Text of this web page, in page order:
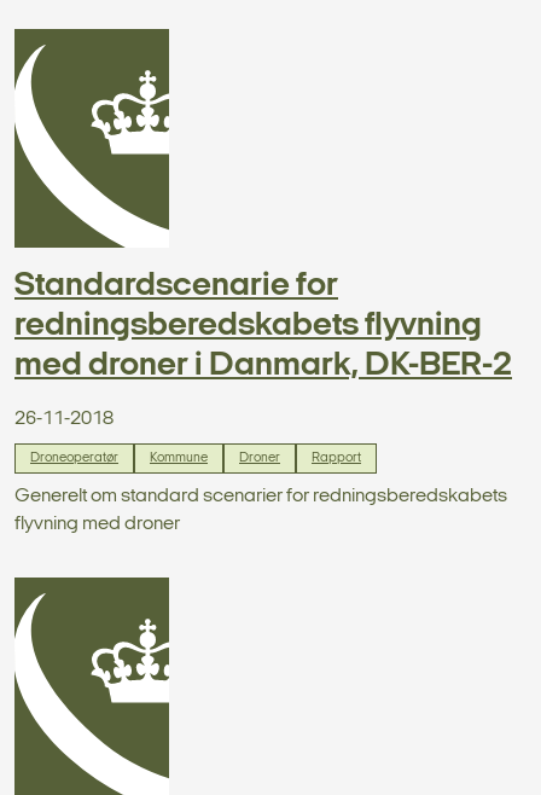
Standardscenarie for
redningsberedskabets flyvning
med droner i Danmark, DK-BER-2
26-11-2018
Droneoperatør Kommune Droner Rapport
Generelt om standard scenarier for redningsberedskabets
flyvning med droner